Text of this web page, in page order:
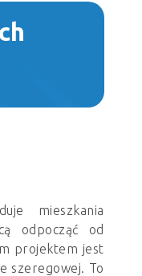
mieszkania
odpocząć od
projektem jest
szeregowej. To